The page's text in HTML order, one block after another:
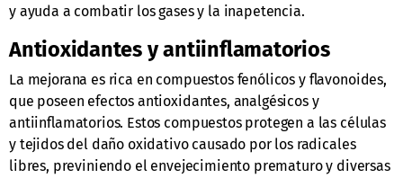
y ayuda a combatir los gases y la inapetencia.
Antioxidantes y antiinflamatorios
La mejorana es rica en compuestos fenólicos y flavonoides,
que poseen efectos antioxidantes, analgésicos y
antiinflamatorios. Estos compuestos protegen a las células
y tejidos del daño oxidativo causado por los radicales
libres, previniendo el envejecimiento prematuro y diversas